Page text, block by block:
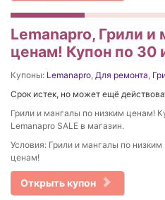
Lemanapro, Грили и
ценам! Купон по 30
Купоны: Lemanapro, Для ремонта,
Срок истек, но может ещё
Грили и мангалы по низким ценам!
Lemanapro SALE в магазин.
Условия: Грили и мангалы по низким
ценам!
Открыть купон